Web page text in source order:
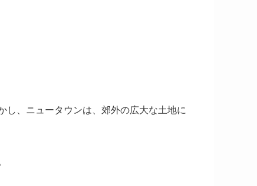
し、ニュータウンは、郊外の広大な土地に